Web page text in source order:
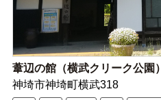
葦辺の館（横武クリーク公園）
神埼市神埼町横武318